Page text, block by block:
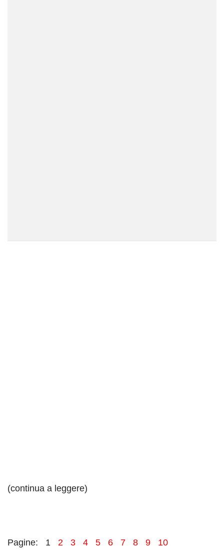
(continua a leggere)
Pagine: 1 2 3 4 5 6 7 8 9 10